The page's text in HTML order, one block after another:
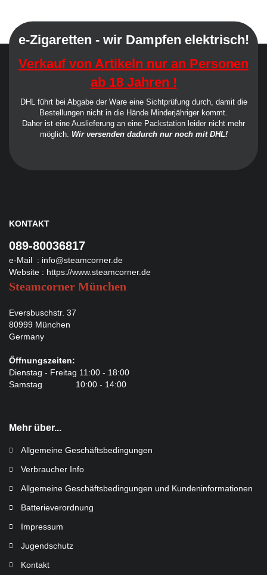
e-Zigaretten - wir Dampfen elektrisch!
Verkauf von Artikeln nur an Personen
ab 18 Jahren !
DHL führt bei Abgabe der Ware eine Sichtprüfung durch, damit die
Bestellungen nicht in die Hände Minderjähriger kommt.
Daher ist eine Auslieferung an eine Packstation leider nicht mehr
möglich. Wir versenden dadurch nur noch mit DHL!
KONTAKT
089-80036817
e-Mail : info@steamcorner.de
Website : https://www.steamcorner.de
Steamcorner München
Eversbuschstr. 37
80999 München
Germany
Öffnungszeiten:
Dienstag - Freitag 11:00 - 18:00
Samstag 10:00 - 14:00
Mehr über...
Allgemeine Geschäftsbedingungen
Verbraucher Info
Allgemeine Geschäftsbedingungen und Kundeninformationen
Batterieverordnung
Impressum
Jugendschutz
Kontakt